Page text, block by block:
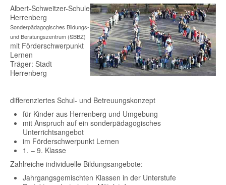
Albert-Schweitzer-Schule
Herrenberg
Sonderpädagogisches Bildungs-
und Beratungszentrum (SBBZ)
mit Förderschwerpunkt
Lernen
Träger: Stadt
Herrenberg
differenziertes Schul- und Betreuungskonzept
für Kinder aus Herrenberg und Umgebung
mit Anspruch auf ein sonderpädagogisches
Unterrichtsangebot
im Förderschwerpunkt Lernen
1. – 9. Klasse
Zahlreiche individuelle Bildungsangebote:
Jahrgangsgemischten Klassen in der Unterstufe